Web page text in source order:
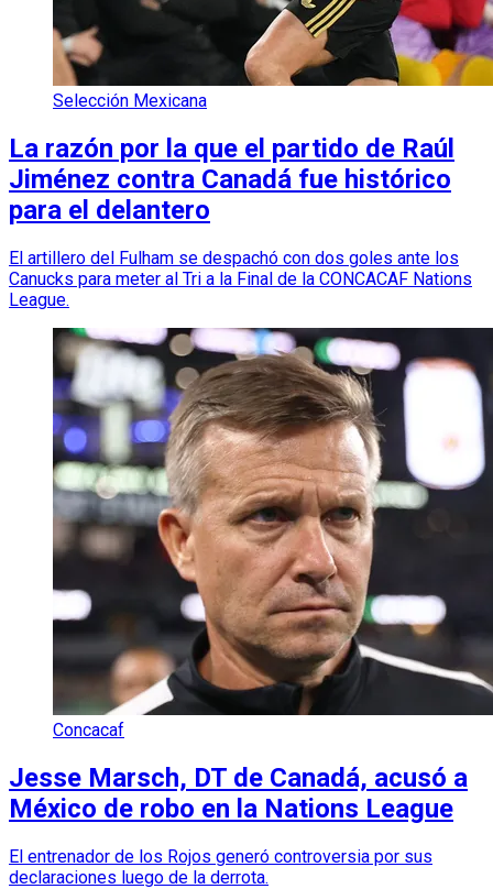
Selección Mexicana
La razón por la que el partido de Raúl
Jiménez contra Canadá fue histórico
para el delantero
El artillero del Fulham se despachó con dos goles ante los
Canucks para meter al Tri a la Final de la CONCACAF Nations
League.
Concacaf
Jesse Marsch, DT de Canadá, acusó a
México de robo en la Nations League
El entrenador de los Rojos generó controversia por sus
declaraciones luego de la derrota.